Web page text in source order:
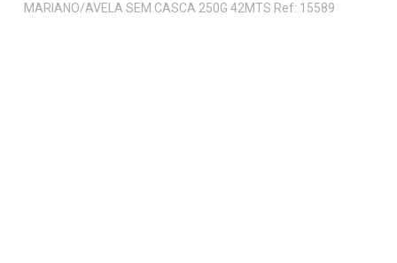
MARIANO/AVELA SEM CASCA 250G 42MTS Ref: 15589